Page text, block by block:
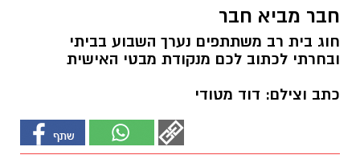
חבר מביא חבר
חוג בית רב משתתפים נערך השבוע בביתי
ובחרתי לכתוב לכם מנקודת מבטי האישית
כתב וצילם: דוד מטודי